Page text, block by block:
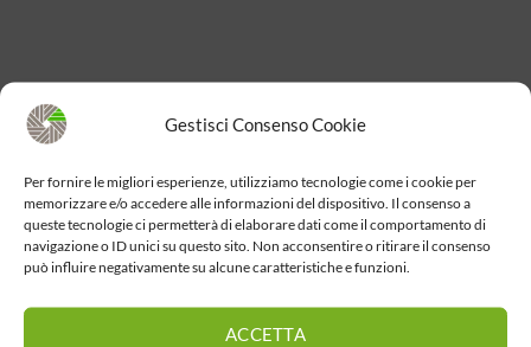
Gestisci Consenso Cookie
Per fornire le migliori esperienze, utilizziamo tecnologie come i cookie per
memorizzare e/o accedere alle informazioni del dispositivo. Il consenso a
queste tecnologie ci permetterà di elaborare dati come il comportamento di
navigazione o ID unici su questo sito. Non acconsentire o ritirare il consenso
può influire negativamente su alcune caratteristiche e funzioni.
ACCETTA